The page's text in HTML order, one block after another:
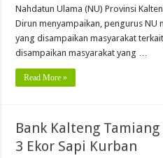
Nahdatun Ulama (NU) Provinsi
Dirun menyampaikan, pengurus NU
yang disampaikan masyarakat
disampaikan masyarakat yang …
Read More »
Bank Kalteng
3 Ekor Sapi Kurban